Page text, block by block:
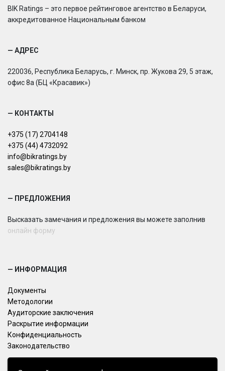
BIK Ratings – это первое рейтинговое агентство в Беларуси,
аккредитованное Национальным банком
— АДРЕС
220036, Республика Беларусь, г. Минск, пр. Жукова 29, 5 этаж,
офис 8а (БЦ «Красавик»)
— КОНТАКТЫ
+375 (17) 2704148
+375 (44) 4732092
info@bikratings.by
sales@bikratings.by
— ПРЕДЛОЖЕНИЯ
Высказать замечания и предложения вы можете заполнив
онлайн форму
— ИНФОРМАЦИЯ
Документы
Методологии
Аудиторские заключения
Раскрытие информации
Конфиденциальность
Законодательство